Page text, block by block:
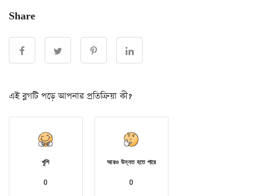
Share
এই ব্লগটি পড়ে আপনার প্রতিক্রিয়া কী?
খুশি
0
আরও উন্নত হতে পারে
0